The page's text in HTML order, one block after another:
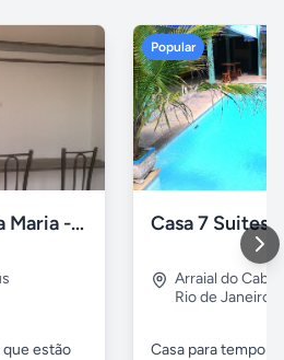
Pensionato da Dona Maria - Uberlândia/MG
que estão
Popular
Arraial do Cabo
Rio de Janeiro
Casa para